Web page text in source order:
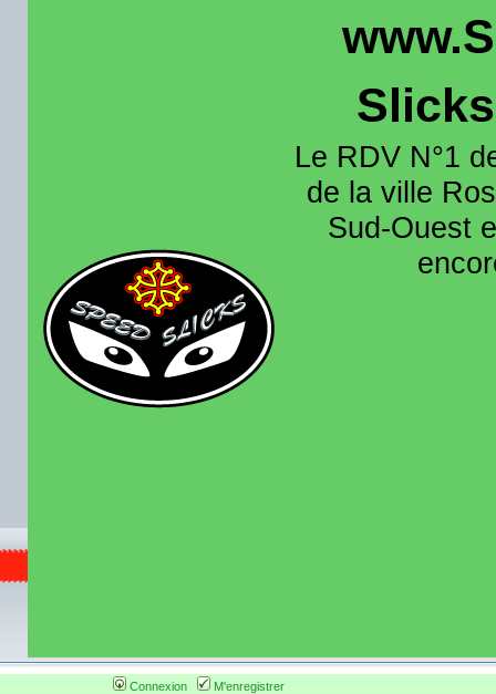
Le RDV N°1
de la ville
Sud-Ouest
Connexion M'enregistrer